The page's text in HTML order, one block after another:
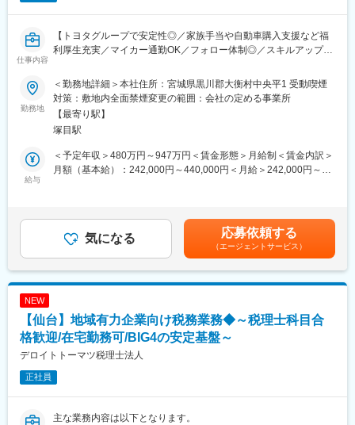
■業務のポイント
◆まずは、展示場でのお客様対応や担当エリアへの訪問活動など
るお客様がいらっしゃれば、ご要望や条件を伺い、課題を解決し
ながら、具体的なプランを作成します
◆その時点での快適さだけでなく、家族の成長やライフスタイル
の変化など、お客様の将来をも見据えた提案を行うことで、長く
暮らし続ける中でさらに満足が高まっていく住まいを実現します
◆大切なのは、心から信頼しあえる関係を築くこと。誠実な姿勢
で対話を重ね、時には言葉にならない想いまでも感じ取り、その
◆さらにお引き渡し後も末永いお付き合いを重ね、お客様満足を
どこまでも追求。そうした中で築かれたお客様との信頼関係が、
また新たな出会いへと繋がっていきます
変更の範囲：会社内での全ての業務
仕事内容
【トヨタグループで安定性◎／家族手当や自動車購入支援など福
利厚生充実／マイカー通勤OK／フォロー体制◎／スキルアップで
■業務内容：
車両生産工場である宮城大衡工場で生産ラインの技術支援を担当
頂きます。
・ＡＩ、Ｄｘを使用した生産ラインの品質保証の仕組み構築
・塗装工場のカーボンニュートラル対応として省エネ設備の工程
計画、設備検討と調達
・塗装品質の向上に向け品質不具合の解析、対策立案/検証トライ
設備調達/試運転を行います
＜生産車種は…＞
◎ヤリス
◎ヤリスクロス
◎カローラアクシオ
◎カローラフィールダー
クルマづくりの技術は日進月歩です。
勤務地
＜勤務地詳細＞本社住所：宮城県黒川郡大衡村中央平1 受動喫煙
対策：敷地内全面禁煙変更の範囲：会社の定める事業所
【最寄り駅】
塚目駅
給与
＜予定年収＞480万円～947万円＜賃金形態＞月給制＜賃金内訳＞
月額（基本給）：242,000円～440,000円＜月給＞242,000円～
月）■昇給：年1回（4月）賃金はあくまでも目安の金額であり、
選考を通じて上下する可能性があります。月給(月額)は固定手当を
気になる 応募依頼する
（エージェントサービス）
NEW
【仙台】地域有力企業向け税務業務◆～税理士科目合
格歓迎/在宅勤務可/BIG4の安定基盤～
デロイトトーマツ税理士法人
正社員
主な業務内容は以下となります。